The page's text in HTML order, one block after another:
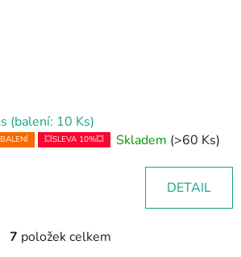
(balení: 10 Ks)
💥SLEVA 10%💥 Skladem (>60 Ks)
DETAIL
O
7 položek celkem